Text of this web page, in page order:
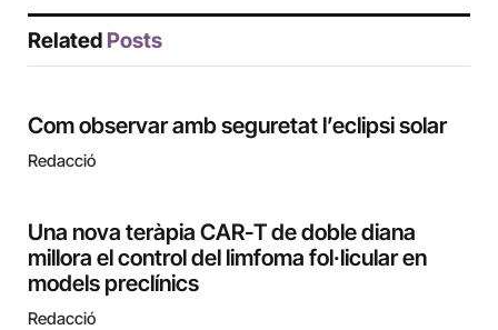
Related Posts
Com observar amb seguretat l’eclipsi solar
Redacció
Una nova teràpia CAR-T de doble diana
millora el control del limfoma fol·licular en
models preclínics
Redacció